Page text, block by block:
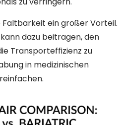
Faltbarkeit ein großer Vorteil.
dazu beitragen, den
Transporteffizienz zu
in medizinischen